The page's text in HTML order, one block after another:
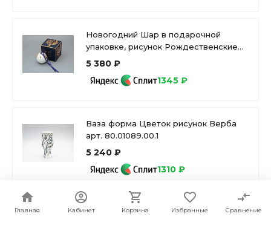
Главная Кабинет Корзина Избранные Сравнение
Новогодний Шар в подарочной
упаковке, рисунок Рождественские
узоры, арт 81.33342.00.1
5 380 ₽
1345 ₽
Ваза форма Цветок рисунок Верба
арт. 80.01089.00.1
5 240 ₽
1310 ₽
Чашка с блюдцем 250 мл форма